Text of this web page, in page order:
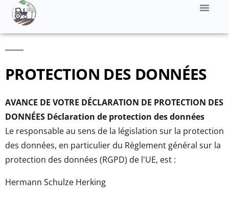
PROTECTION DES DONNÉES
AVANCE DE VOTRE DÉCLARATION DE PROTECTION DES
DONNÉES Déclaration de protection des données
Le responsable au sens de la législation sur la protection
des données, en particulier du Règlement général sur la
protection des données (RGPD) de l'UE, est :
Hermann Schulze Herking